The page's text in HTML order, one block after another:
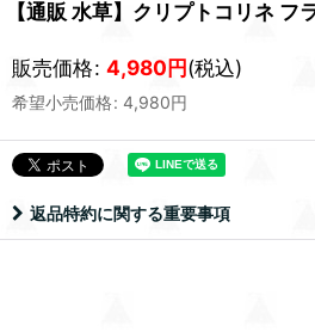
【通販 水草】クリプトコリネ
販売価格: 4,980円(税込)
希望小売価格: 4,980円
返品特約に関する重要事項